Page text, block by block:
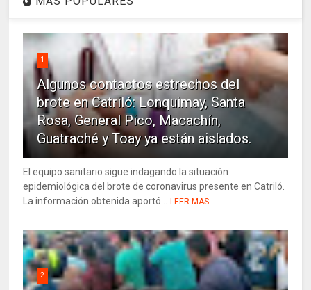
1
Algunos contactos estrechos del
brote en Catriló: Lonquimay, Santa
Rosa, General Pico, Macachín,
Guatraché y Toay ya están aislados.
El equipo sanitario sigue indagando la situación
epidemiológica del brote de coronavirus presente en Catriló.
La información obtenida aportó...
LEER MAS
2